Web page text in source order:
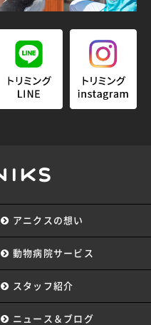
アニクスの想い
動物病院サービス
スタッフ紹介
ニュース＆ブログ